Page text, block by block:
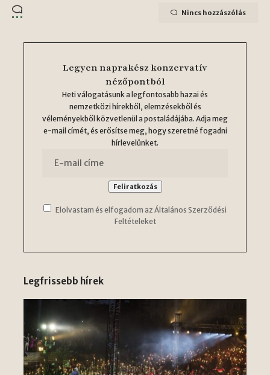
Nincs hozzászólás
Legyen naprakész konzervatív
nézőpontból
Heti válogatásunk a legfontosabb hazai és
nemzetközi hírekből, elemzésekből és
véleményekből közvetlenül a postaládájába. Adja meg
e-mail címét, és erősítse meg, hogy szeretné fogadni
hírlevelünket.
Elolvastam és elfogadom az Általános Szerződési
Feltételeket
Legfrissebb hírek